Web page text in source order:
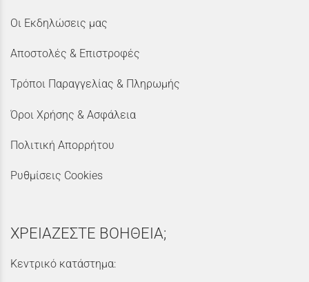
Οι Εκδηλώσεις μας
Αποστολές & Επιστροφές
Τρόποι Παραγγελίας & Πληρωμής
Όροι Χρήσης & Ασφάλεια
Πολιτική Απορρήτου
Ρυθμίσεις Cookies
ΧΡΕΙΑΖΕΣΤΕ ΒΟΗΘΕΙΑ;
Κεντρικό κατάστημα: